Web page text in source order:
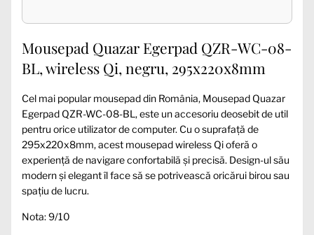
Mousepad Quazar Egerpad QZR-WC-08-
BL, wireless Qi, negru, 295x220x8mm
Cel mai popular mousepad din România, Mousepad Quazar
Egerpad QZR-WC-08-BL, este un accesoriu deosebit de util
pentru orice utilizator de computer. Cu o suprafață de
295x220x8mm, acest mousepad wireless Qi oferă o
experiență de navigare confortabilă și precisă. Design-ul său
modern și elegant îl face să se potrivească oricărui birou sau
spațiu de lucru.
Nota: 9/10